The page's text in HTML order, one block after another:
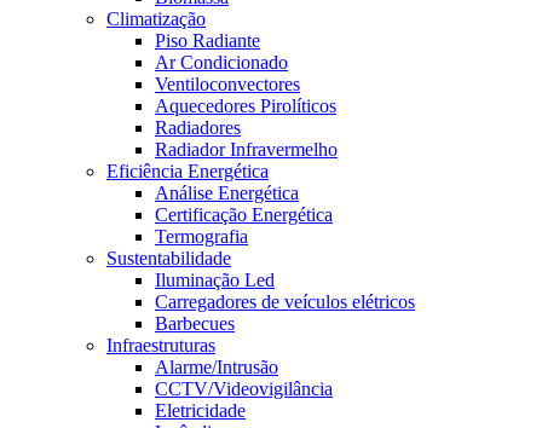
Climatização
Piso Radiante
Ar Condicionado
Ventiloconvectores
Aquecedores Pirolíticos
Radiadores
Radiador Infravermelho
Eficiência Energética
Análise Energética
Certificação Energética
Termografia
Sustentabilidade
Iluminação Led
Carregadores de veículos elétricos
Barbecues
Infraestruturas
Alarme/Intrusão
CCTV/Videovigilância
Eletricidade